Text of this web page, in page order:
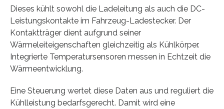
Dieses kühlt sowohl die Ladeleitung als auch die DC-
Leistungskontakte im Fahrzeug-Ladestecker. Der
Kontaktträger dient aufgrund seiner
Wärmeleiteigenschaften gleichzeitig als Kühlkörper.
Integrierte Temperatursensoren messen in Echtzeit die
Wärmeentwicklung.
Eine Steuerung wertet diese Daten aus und reguliert die
Kühlleistung bedarfsgerecht. Damit wird eine